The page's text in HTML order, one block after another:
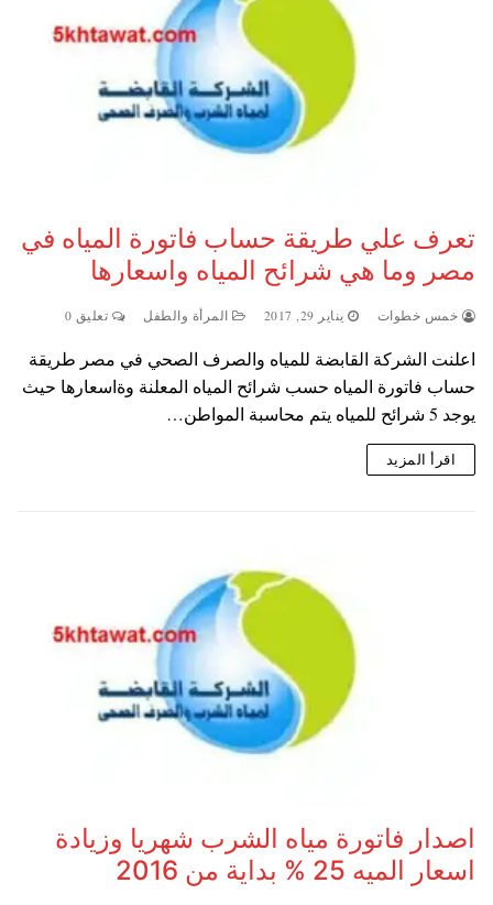
تعرف علي طريقة حساب فاتورة المياه في
مصر وما هي شرائح المياه واسعارها
خمس خطوات يناير 29, 2017 المرأة والطفل تعليق 0
اعلنت الشركة القابضة للمياه والصرف الصحي في مصر طريقة
حساب فاتورة المياه حسب شرائح المياه المعلنة وةاسعارها حيث
يوجد 5 شرائح للمياه يتم محاسبة المواطن…
اقرأ المزيد
اصدار فاتورة مياه الشرب شهريا وزيادة
اسعار الميه 25 % بداية من 2016